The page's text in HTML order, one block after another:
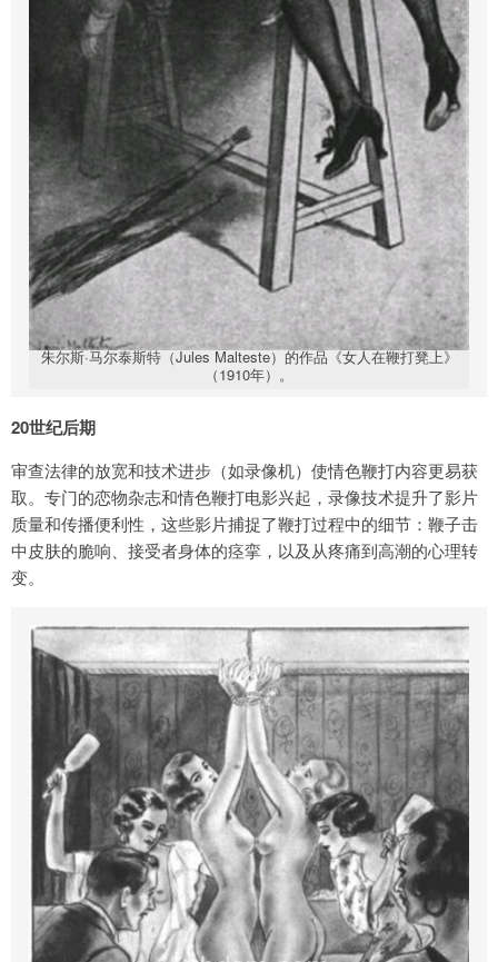
朱尔斯·马尔泰斯特（Jules Malteste）的作品《女人在鞭打凳上》
（1910年）。
20世纪后期
审查法律的放宽和技术进步（如录像机）使情色鞭打内容更易获
取。专门的恋物杂志和情色鞭打电影兴起，录像技术提升了影片
质量和传播便利性，这些影片捕捉了鞭打过程中的细节：鞭子击
中皮肤的脆响、接受者身体的痉挛，以及从疼痛到高潮的心理转
变。